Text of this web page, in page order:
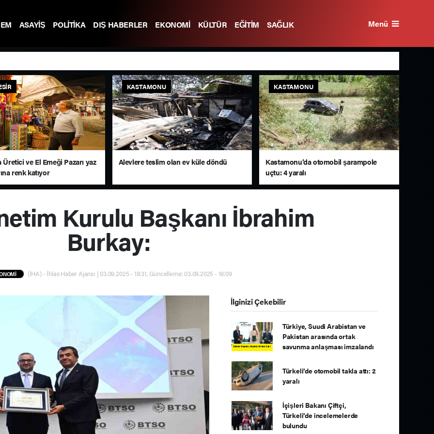
ASAYİŞ POLİTİKA DIŞ HABERLER EKONOMİ KÜLTÜR EĞİTİM SAĞLIK Menü
Üretici ve El Emeği Pazarı yaz
renk katıyor
KASTAMONU
Alevlere teslim olan ev küle döndü
KASTAMONU
Kastamonu’da otomobil şarampole
uçtu: 4 yaralı
Kurulu Başkanı İbrahim
Burkay:
(İHA) - İhlas Haber Ajansı | 03.09.2025 - 18:31, Güncelleme: 03.09.2025 - 18:09
İlginizi Çekebilir
Türkiye, Suudi Arabistan ve
Pakistan arasında ortak
savunma anlaşması imzalandı
Türkeli’de otomobil takla attı: 2
yaralı
İçişleri Bakanı Çiftçi,
Türkeli’de incelemelerde
bulundu